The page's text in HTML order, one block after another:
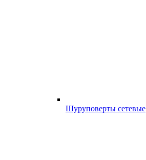
Шуруповерты сетевые